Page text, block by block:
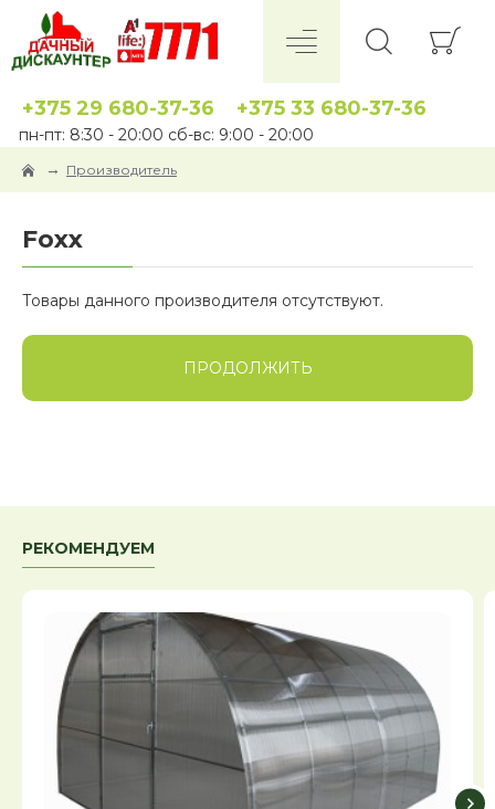
+375 29 680-37-36 +375 33 680-37-36
пн-пт: 8:30 - 20:00 сб-вс: 9:00 - 20:00
Производитель
Foxx
Товары данного производителя отсутствуют.
ПРОДОЛЖИТЬ
РЕКОМЕНДУЕМ